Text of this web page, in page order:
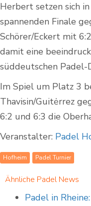
Herbert setzen sich
spannenden Finale
Schörer/Eckert mit
damit eine
süddeutschen Padel-
Im Spiel um Platz 3
Thavisin/Guitėrrez
6:2 und 6:3 die
Veranstalter: Padel
Hofheim Padel Turnier
Ähnliche Padel News
Padel in